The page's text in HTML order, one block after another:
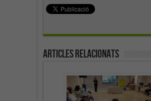
Articles Relacionats